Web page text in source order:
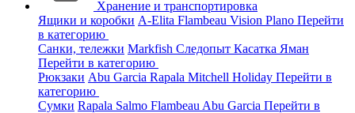
Хранение и транспортировка
Ящики и коробки A-Elita Flambeau Vision Plano Перейти
в категорию
Санки, тележки Markfish Следопыт Касатка Яман
Перейти в категорию
Рюкзаки Abu Garcia Rapala Mitchell Holiday Перейти в
категорию
Сумки Rapala Salmo Flambeau Abu Garcia Перейти в